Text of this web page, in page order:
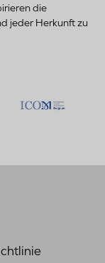
die
jeder Herkunft zu
Bezoek